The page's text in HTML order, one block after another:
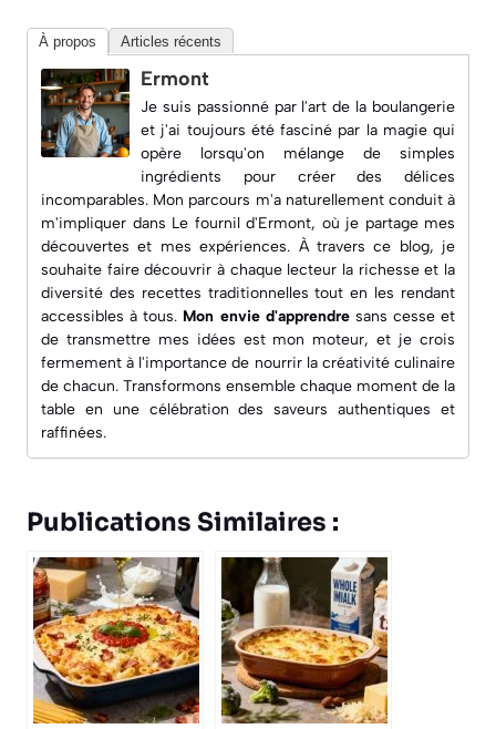
À propos Articles récents
Ermont
Je suis passionné par l'art de la boulangerie
et j'ai toujours été fasciné par la magie qui
opère lorsqu'on mélange de simples
ingrédients pour créer des délices
incomparables. Mon parcours m'a naturellement conduit à
m'impliquer dans Le fournil d'Ermont, où je partage mes
découvertes et mes expériences. À travers ce blog, je
souhaite faire découvrir à chaque lecteur la richesse et la
diversité des recettes traditionnelles tout en les rendant
accessibles à tous. Mon envie d'apprendresans cesse et
de transmettre mes idées est mon moteur, et je crois
fermement à l'importance de nourrir la créativité culinaire
de chacun. Transformons ensemble chaque moment de la
table en une célébration des saveurs authentiques et
raffinées.
Publications Similaires :